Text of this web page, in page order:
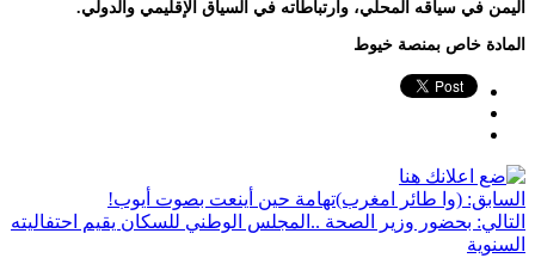
اليمن في سياقه المحلي، وارتباطاته في السياق الإقليمي والدولي.
المادة خاص بمنصة خيوط
السابق: (وا طائر امغرب)تهامة حين أينعت بصوت أيوب!
التالي: بحضور وزير الصحة ..المجلس الوطني للسكان يقيم احتفاليته
السنوية